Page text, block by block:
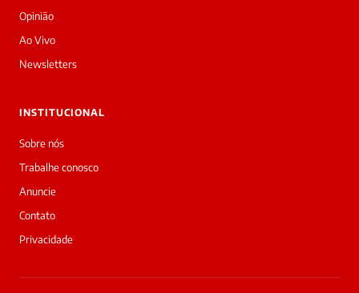
Opinião
Ao Vivo
Newsletters
INSTITUCIONAL
Sobre nós
Trabalhe conosco
Anuncie
Contato
Privacidade